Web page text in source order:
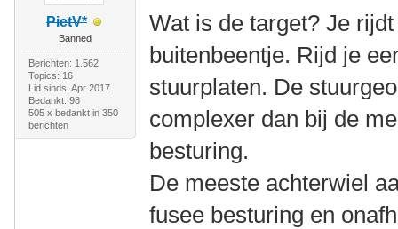
PietV*
Banned
Berichten: 1.562
Topics: 16
Lid sinds: Apr 2017
Bedankt: 98
505 x bedankt in 350
berichten
Wat is de target? Je
buitenbeentje. Rijd je
stuurplaten. De
complexer dan bij de
besturing.
De meeste achterwiel
fusee besturing en